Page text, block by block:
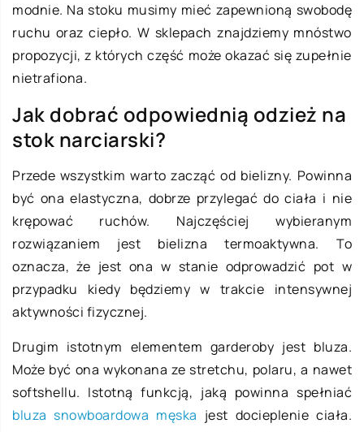
modnie. Na stoku musimy mieć zapewnioną swobodę
ruchu oraz ciepło. W sklepach znajdziemy mnóstwo
propozycji, z których część może okazać się zupełnie
nietrafiona.
Jak dobrać odpowiednią odzież na
stok narciarski?
Przede wszystkim warto zacząć od bielizny. Powinna
być ona elastyczna, dobrze przylegać do ciała i nie
krępować ruchów. Najczęściej wybieranym
rozwiązaniem jest bielizna termoaktywna. To
oznacza, że jest ona w stanie odprowadzić pot w
przypadku kiedy będziemy w trakcie intensywnej
aktywności fizycznej.
Drugim istotnym elementem garderoby jest bluza.
Może być ona wykonana ze stretchu, polaru, a nawet
softshellu. Istotną funkcją, jaką powinna spełniać
bluza snowboardowa męska jest docieplenie ciała.